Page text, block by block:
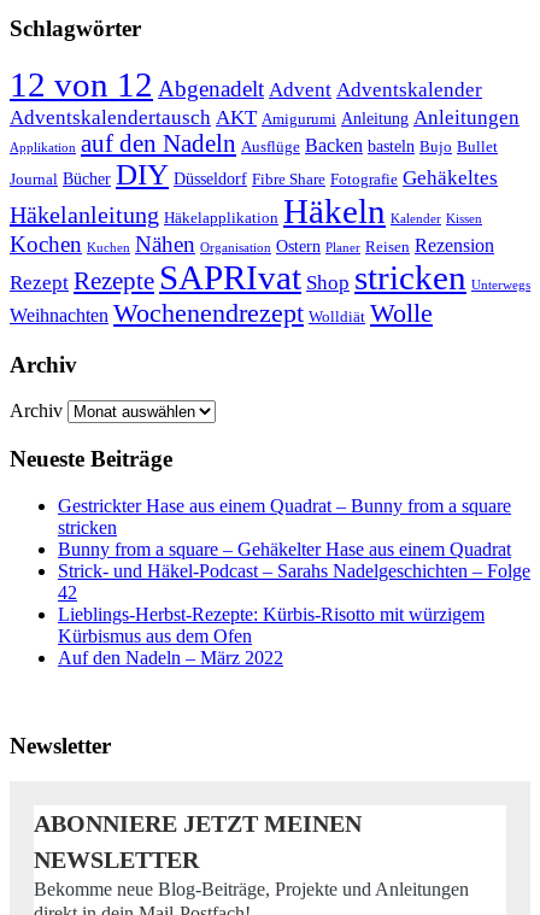
Schlagwörter
12 von 12 Abgenadelt Advent Adventskalender
Adventskalendertausch AKT Amigurumi Anleitung Anleitungen
Applikation auf den Nadeln Ausflüge Backen basteln Bujo Bullet
Journal Bücher DIY Düsseldorf Fibre Share Fotografie Gehäkeltes
Häkelanleitung Häkelapplikation Häkeln Kalender Kissen
Kochen Kuchen Nähen Organisation Ostern Planer Reisen Rezension
Rezept Rezepte SAPRIvat Shop stricken Unterwegs
Weihnachten Wochenendrezept Wolldiät Wolle
Archiv
Archiv
Neueste Beiträge
Gestrickter Hase aus einem Quadrat – Bunny from a square
stricken
Bunny from a square – Gehäkelter Hase aus einem Quadrat
Strick- und Häkel-Podcast – Sarahs Nadelgeschichten – Folge
42
Lieblings-Herbst-Rezepte: Kürbis-Risotto mit würzigem
Kürbismus aus dem Ofen
Auf den Nadeln – März 2022
Newsletter
ABONNIERE JETZT MEINEN
NEWSLETTER
Bekomme neue Blog-Beiträge, Projekte und Anleitungen